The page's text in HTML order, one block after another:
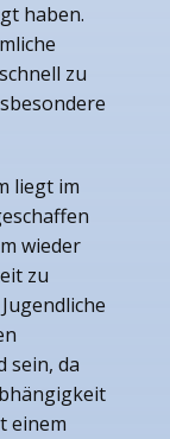
haben.
zu
liegt im
wieder
zu
sein, da
einem